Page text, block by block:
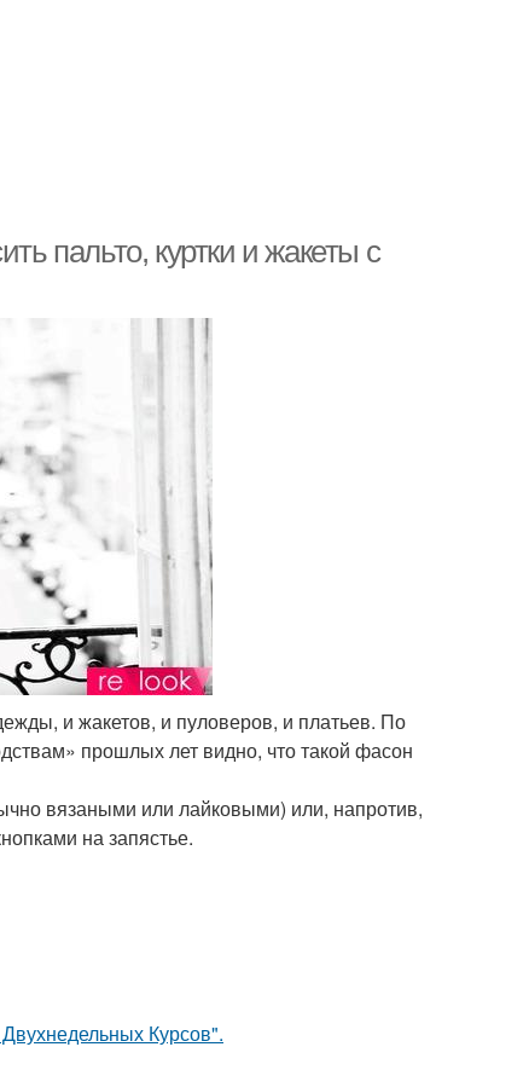
пальто, куртки и жакеты с
и жакетов, и пуловеров, и платьев. По
прошлых лет видно, что такой фасон
вязаными или лайковыми) или, напротив,
на запястье.
Курсов".